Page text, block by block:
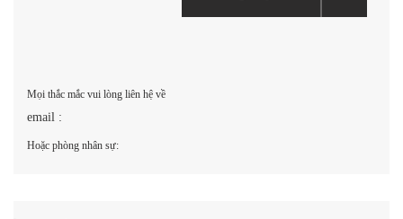
Mọi thắc mắc vui lòng liên hệ về
email :
Hoặc phòng nhân sự: